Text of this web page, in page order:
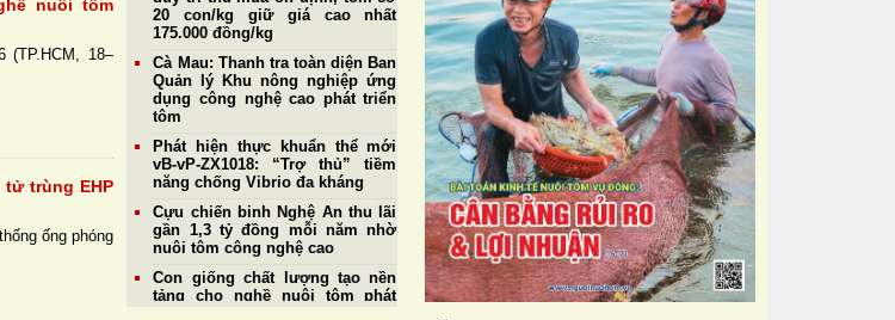
nuôi tôm
(TP.HCM, 18–
trùng EHP
ống phóng
20 con/kg giữ giá cao nhất
175.000 đồng/kg
Cà Mau: Thanh tra toàn diện Ban
Quản lý Khu nông nghiệp ứng
dụng công nghệ cao phát triển
tôm
Phát hiện thực khuẩn thể mới
vB-vP-ZX1018: “Trợ thủ” tiềm
năng chống Vibrio đa kháng
Cựu chiến binh Nghệ An thu lãi
gần 1,3 tỷ đồng mỗi năm nhờ
nuôi tôm công nghệ cao
Con giống chất lượng tạo nền
tảng cho nghề nuôi tôm phát